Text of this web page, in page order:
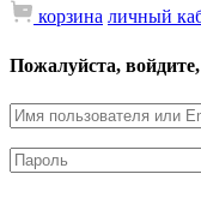
корзина личный
Пожалуйста,